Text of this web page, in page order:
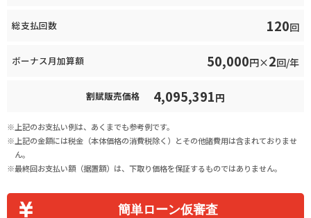
総支払回数 120回
ボーナス月加算額 50,000円×2回/年
割賦販売価格 4,095,391円
上記のお支払い例は、あくまでも参考例です。
上記の金額には税金（本体価格の消費税除く）とその他諸費用は含まれておりませ
ん。
最終回お支払い額（据置額）は、下取り価格を保証するものではありません。
簡単ローン仮審査